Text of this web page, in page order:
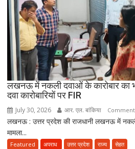
लखनऊ में नकली दवाओं के कारोबार का
दवा कारोबारियों पर FIR
July 30, 2026 आर. एल. बांकिया
लखनऊ : उत्तर प्रदेश की राजधानी लखनऊ में
मामला...
Featured अपराध उत्तर प्रदेश राज्य सेहत